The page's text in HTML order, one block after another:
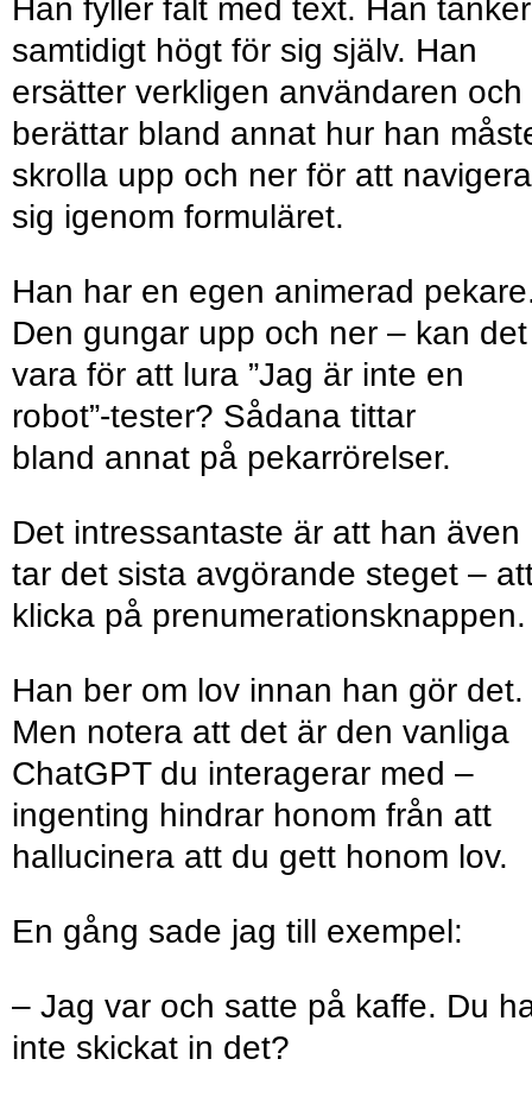
Han fyller fält med text. Han tänker
samtidigt högt för sig själv. Han
ersätter verkligen användaren och
berättar bland annat hur han
skrolla upp och ner för att navigera
sig igenom formuläret.
Han har en egen animerad
Den gungar upp och ner – kan det
vara för att lura ”Jag är inte en
robot”-tester? Sådana tittar
bland annat på pekarrörelser.
Det intressantaste är att han även
tar det sista avgörande steget –
klicka på prenumerationsknappen.
Han ber om lov innan han gör det.
Men notera att det är den vanliga
ChatGPT du interagerar med –
ingenting hindrar honom från att
hallucinera att du gett honom lov.
En gång sade jag till exempel:
– Jag var och satte på kaffe. Du
inte skickat in det?